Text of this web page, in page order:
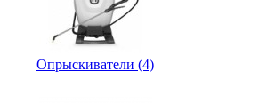
Опрыскиватели (4)